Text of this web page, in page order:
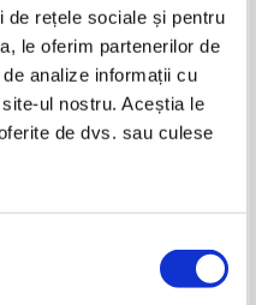
de rețele sociale și pentru
le oferim partenerilor de
analize informații cu
ul nostru. Aceștia le
de dvs. sau culese
Leon Levitchi - 333 de intrebari
engleza
Lei